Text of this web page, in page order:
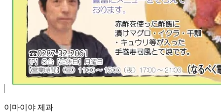
이마이야 제과